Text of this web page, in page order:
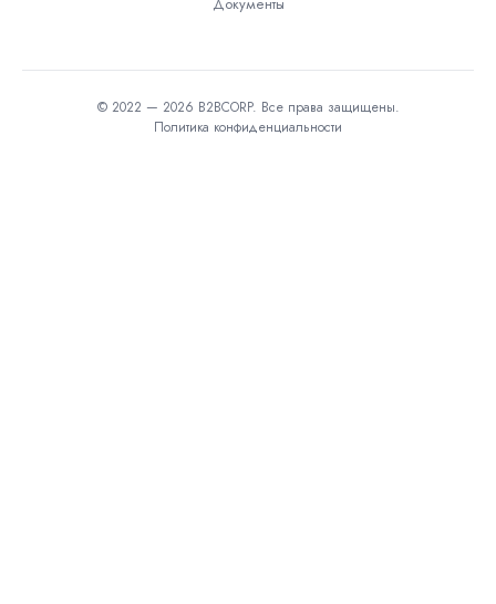
© 2022 — 2026 B2BCORP. Все права защищены.
Политика конфиденциальности